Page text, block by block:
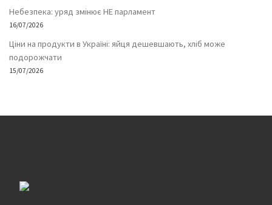
Небезпека: уряд змінює НЕ парламент
16/07/2026
Ціни на продукти в Україні: яйця дешевшають, хліб може
подорожчати
15/07/2026